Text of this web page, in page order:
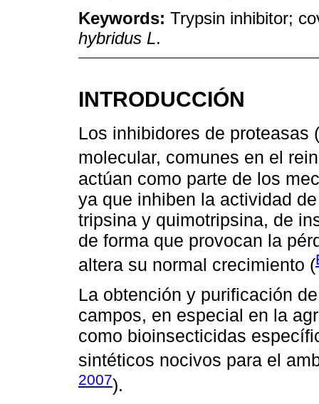
Keywords: Trypsin inhibitor;
hybridus L.
INTRODUCCIÓN
Los inhibidores de proteasas
molecular, comunes en el
actúan como parte de los
ya que inhiben la actividad
tripsina y quimotripsina, de
de forma que provocan la
altera su normal crecimiento (
La obtención y purificación
campos, en especial en la
como bioinsecticidas
sintéticos nocivos para el
2007).